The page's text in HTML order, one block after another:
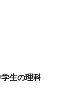
生の理科